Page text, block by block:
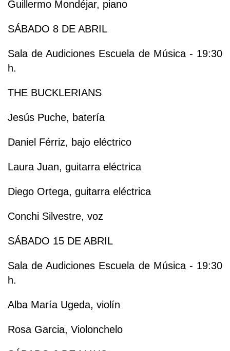
Guillermo Mondéjar, piano
SÁBADO 8 DE ABRIL
Sala de Audiciones Escuela de Música - 19:30
h.
THE BUCKLERIANS
Jesús Puche, batería
Daniel Férriz, bajo eléctrico
Laura Juan, guitarra eléctrica
Diego Ortega, guitarra eléctrica
Conchi Silvestre, voz
SÁBADO 15 DE ABRIL
Sala de Audiciones Escuela de Música - 19:30
h.
Alba María Ugeda, violín
Rosa Garcia, Violonchelo